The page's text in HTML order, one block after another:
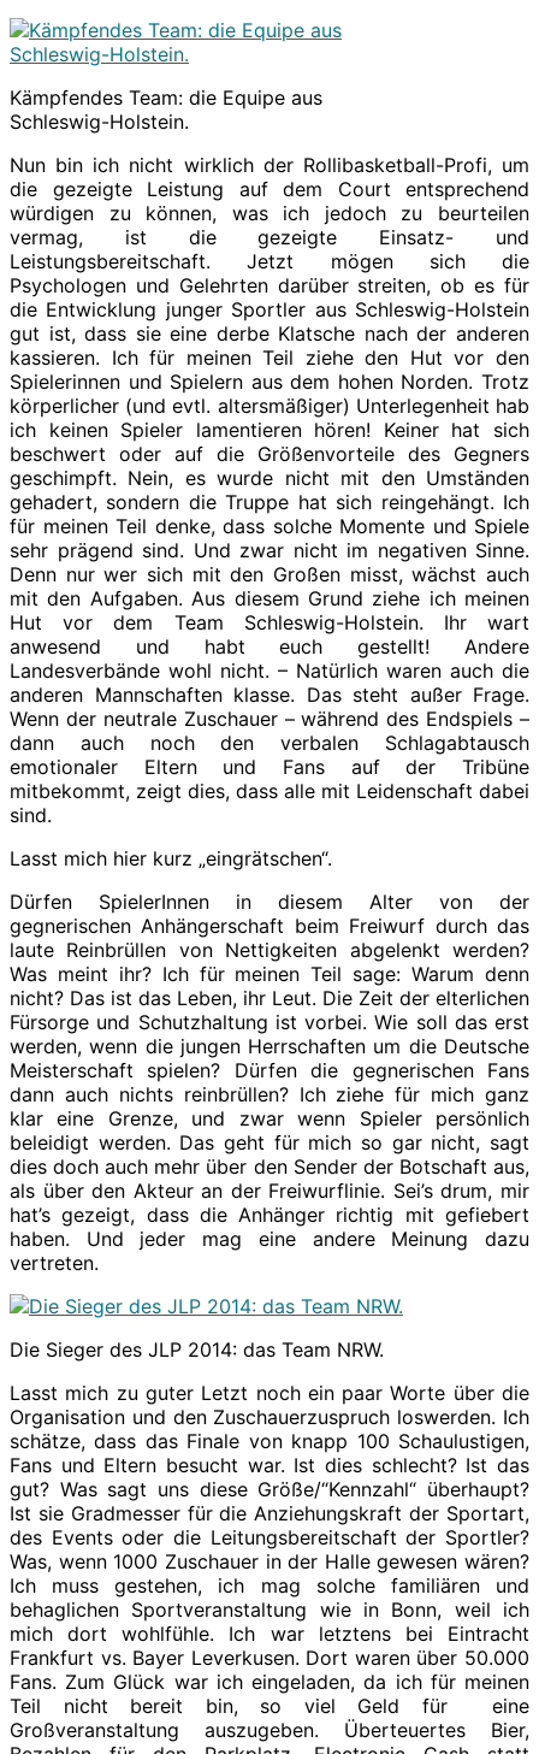
Kämpfendes Team: die Equipe aus
Schleswig-Holstein.
Nun bin ich nicht wirklich der Rollibasketball-Profi, um
die gezeigte Leistung auf dem Court entsprechend
würdigen zu können, was ich jedoch zu beurteilen
vermag, ist die gezeigte Einsatz- und
Leistungsbereitschaft. Jetzt mögen sich die
Psychologen und Gelehrten darüber streiten, ob es für
die Entwicklung junger Sportler aus Schleswig-Holstein
gut ist, dass sie eine derbe Klatsche nach der anderen
kassieren. Ich für meinen Teil ziehe den Hut vor den
Spielerinnen und Spielern aus dem hohen Norden. Trotz
körperlicher (und evtl. altersmäßiger) Unterlegenheit hab
ich keinen Spieler lamentieren hören! Keiner hat sich
beschwert oder auf die Größenvorteile des Gegners
geschimpft. Nein, es wurde nicht mit den Umständen
gehadert, sondern die Truppe hat sich reingehängt. Ich
für meinen Teil denke, dass solche Momente und Spiele
sehr prägend sind. Und zwar nicht im negativen Sinne.
Denn nur wer sich mit den Großen misst, wächst auch
mit den Aufgaben. Aus diesem Grund ziehe ich meinen
Hut vor dem Team Schleswig-Holstein. Ihr wart
anwesend und habt euch gestellt! Andere
Landesverbände wohl nicht. – Natürlich waren auch die
anderen Mannschaften klasse. Das steht außer Frage.
Wenn der neutrale Zuschauer – während des Endspiels –
dann auch noch den verbalen Schlagabtausch
emotionaler Eltern und Fans auf der Tribüne
mitbekommt, zeigt dies, dass alle mit Leidenschaft dabei
sind.
Lasst mich hier kurz „eingrätschen“.
Dürfen SpielerInnen in diesem Alter von der
gegnerischen Anhängerschaft beim Freiwurf durch das
laute Reinbrüllen von Nettigkeiten abgelenkt werden?
Was meint ihr? Ich für meinen Teil sage: Warum denn
nicht? Das ist das Leben, ihr Leut. Die Zeit der elterlichen
Fürsorge und Schutzhaltung ist vorbei. Wie soll das erst
werden, wenn die jungen Herrschaften um die Deutsche
Meisterschaft spielen? Dürfen die gegnerischen Fans
dann auch nichts reinbrüllen? Ich ziehe für mich ganz
klar eine Grenze, und zwar wenn Spieler persönlich
beleidigt werden. Das geht für mich so gar nicht, sagt
dies doch auch mehr über den Sender der Botschaft aus,
als über den Akteur an der Freiwurflinie. Sei’s drum, mir
hat’s gezeigt, dass die Anhänger richtig mit gefiebert
haben. Und jeder mag eine andere Meinung dazu
vertreten.
Die Sieger des JLP 2014: das Team NRW.
Lasst mich zu guter Letzt noch ein paar Worte über die
Organisation und den Zuschauerzuspruch loswerden. Ich
schätze, dass das Finale von knapp 100 Schaulustigen,
Fans und Eltern besucht war. Ist dies schlecht? Ist das
gut? Was sagt uns diese Größe/“Kennzahl“ überhaupt?
Ist sie Gradmesser für die Anziehungskraft der Sportart,
des Events oder die Leitungsbereitschaft der Sportler?
Was, wenn 1000 Zuschauer in der Halle gewesen wären?
Ich muss gestehen, ich mag solche familiären und
behaglichen Sportveranstaltung wie in Bonn, weil ich
mich dort wohlfühle. Ich war letztens bei Eintracht
Frankfurt vs. Bayer Leverkusen. Dort waren über 50.000
Fans. Zum Glück war ich eingeladen, da ich für meinen
Teil nicht bereit bin, so viel Geld für eine
Großveranstaltung auszugeben. Überteuertes Bier,